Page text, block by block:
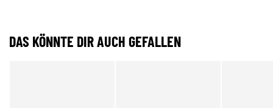
DAS KÖNNTE DIR AUCH GEFALLEN